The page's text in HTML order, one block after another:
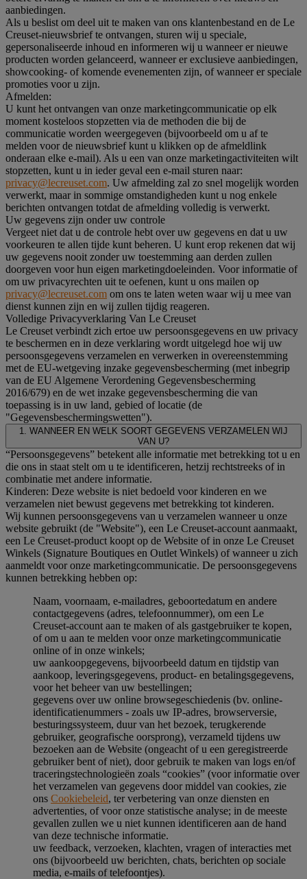
aanbiedingen.
Als u beslist om deel uit te maken van ons klantenbestand en de Le
Creuset-nieuwsbrief te ontvangen, sturen wij u speciale,
gepersonaliseerde inhoud en informeren wij u wanneer er nieuwe
producten worden gelanceerd, wanneer er exclusieve aanbiedingen,
showcooking- of komende evenementen zijn, of wanneer er speciale
promoties voor u zijn.
Afmelden:
U kunt het ontvangen van onze marketingcommunicatie op elk
moment kosteloos stopzetten via de methoden die bij de
communicatie worden weergegeven (bijvoorbeeld om u af te
melden voor de nieuwsbrief kunt u klikken op de afmeldlink
onderaan elke e-mail). Als u een van onze marketingactiviteiten wilt
stopzetten, kunt u in ieder geval een e-mail sturen naar:
privacy@lecreuset.com. Uw afmelding zal zo snel mogelijk worden
verwerkt, maar in sommige omstandigheden kunt u nog enkele
berichten ontvangen totdat de afmelding volledig is verwerkt.
Uw gegevens zijn onder uw controle
Vergeet niet dat u de controle hebt over uw gegevens en dat u uw
voorkeuren te allen tijde kunt beheren. U kunt erop rekenen dat wij
uw gegevens nooit zonder uw toestemming aan derden zullen
doorgeven voor hun eigen marketingdoeleinden. Voor informatie of
om uw privacyrechten uit te oefenen, kunt u ons mailen op
privacy@lecreuset.com om ons te laten weten waar wij u mee van
dienst kunnen zijn en wij zullen tijdig reageren.
Volledige Privacyverklaring Van Le Creuset
Le Creuset verbindt zich ertoe uw persoonsgegevens en uw privacy
te beschermen en in deze verklaring wordt uitgelegd hoe wij uw
persoonsgegevens verzamelen en verwerken in overeenstemming
met de EU-wetgeving inzake gegevensbescherming (met inbegrip
van de EU Algemene Verordening Gegevensbescherming
2016/679) en de wet inzake gegevensbescherming die van
toepassing is in uw land, gebied of locatie (de
"Gegevensbeschermingswetten").
1. WANNEER EN WELK SOORT GEGEVENS VERZAMELEN WIJ
VAN U?
“Persoonsgegevens” betekent alle informatie met betrekking tot u en
die ons in staat stelt om u te identificeren, hetzij rechtstreeks of in
combinatie met andere informatie.
Kinderen: Deze website is niet bedoeld voor kinderen en we
verzamelen niet bewust gegevens met betrekking tot kinderen.
Wij kunnen persoonsgegevens van u verzamelen wanneer u onze
website gebruikt (de "Website"), een Le Creuset-account aanmaakt,
een Le Creuset-product koopt op de Website of in onze Le Creuset
Winkels (Signature Boutiques en Outlet Winkels) of wanneer u zich
aanmeldt voor onze marketingcommunicatie. De persoonsgegevens
kunnen betrekking hebben op:
Naam, voornaam, e-mailadres, geboortedatum en andere
contactgegevens (adres, telefoonnummer), om een Le
Creuset-account aan te maken of als gastgebruiker te kopen,
of om u aan te melden voor onze marketingcommunicatie
online of in onze winkels;
uw aankoopgegevens, bijvoorbeeld datum en tijdstip van
aankoop, leveringsgegevens, product- en betalingsgegevens,
voor het beheer van uw bestellingen;
gegevens over uw online browsegeschiedenis (bv. online-
identificatienummers - zoals uw IP-adres, browserversie,
besturingssysteem, duur van het bezoek, terugkerende
gebruiker, geografische oorsprong), verzameld tijdens uw
bezoeken aan de Website (ongeacht of u een geregistreerde
gebruiker bent of niet), door gebruik te maken van logs en/of
traceringstechnologieën zoals “cookies” (voor informatie over
het verzamelen van gegevens door middel van cookies, zie
ons Cookiebeleid, ter verbetering van onze diensten en
advertenties, of voor onze statistische analyse; in de meeste
gevallen zullen we u niet kunnen identificeren aan de hand
van deze technische informatie.
uw feedback, verzoeken, klachten, vragen of interacties met
ons (bijvoorbeeld uw berichten, chats, berichten op sociale
media, e-mails of telefoontjes).